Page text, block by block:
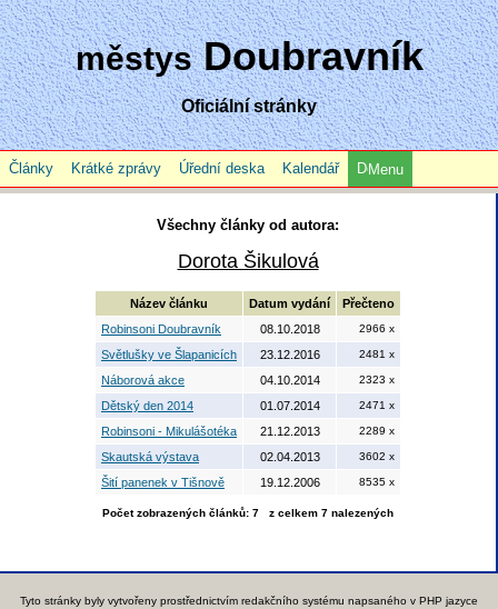
městysDoubravník
Oficiální stránky
Články Krátké zprávy Úřední deska Kalendář Menu
Všechny články od autora:
Dorota Šikulová
Název článku Datum vydání
Přečteno
Robinsoni Doubravník
08.10.2018 2966 x
Světlušky ve Šlapanicích 23.12.2016 2481 x
Náborová akce 04.10.2014 2323 x
Dětský den 2014 01.07.2014 2471 x
Robinsoni - Mikulášotéka 21.12.2013 2289 x
Skautská výstava 02.04.2013 3602 x
Šití panenek v Tišnově 19.12.2006 8535 x
Počet zobrazených článků: 7 z celkem 7 nalezených
Tyto stránky byly vytvořeny prostřednictvím redakčního systému napsaného v PHP jazyce